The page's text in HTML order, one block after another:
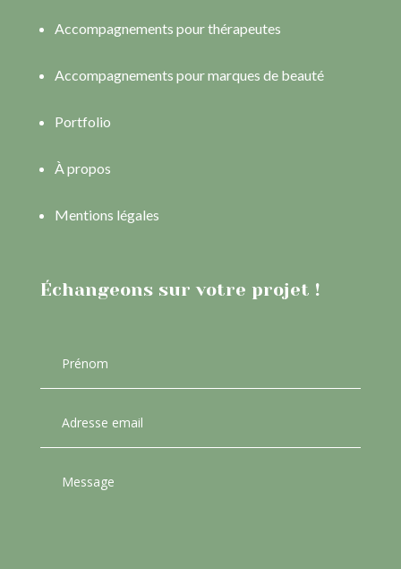
Accompagnements pour thérapeutes
Accompagnements pour marques de beauté
Portfolio
À propos
Mentions légales
Échangeons sur votre projet !